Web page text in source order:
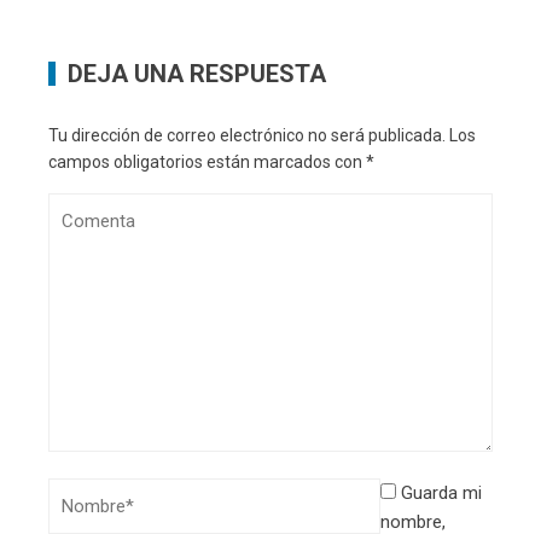
DEJA UNA RESPUESTA
Tu dirección de correo electrónico no será publicada.
Los
campos obligatorios están marcados con *
Guarda mi
nombre,